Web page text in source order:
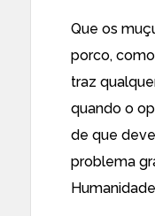
Que os
porco,
traz
quando o
de que
problema